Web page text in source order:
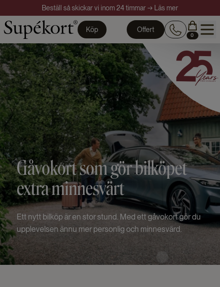
Beställ så skickar vi inom 24 timmar → Läs mer
Köp Offert
0
Gåvokort som gör bilköpet
extra minnesvärt
Ett nytt bilköp är en stor stund. Med ett gåvokort gör du
upplevelsen ännu mer personlig och minnesvärd.